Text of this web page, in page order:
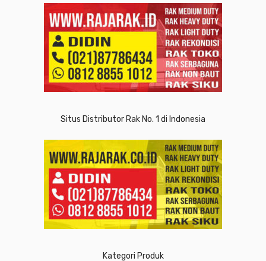
Situs Distributor Rak No. 1 di Indonesia
Kategori Produk